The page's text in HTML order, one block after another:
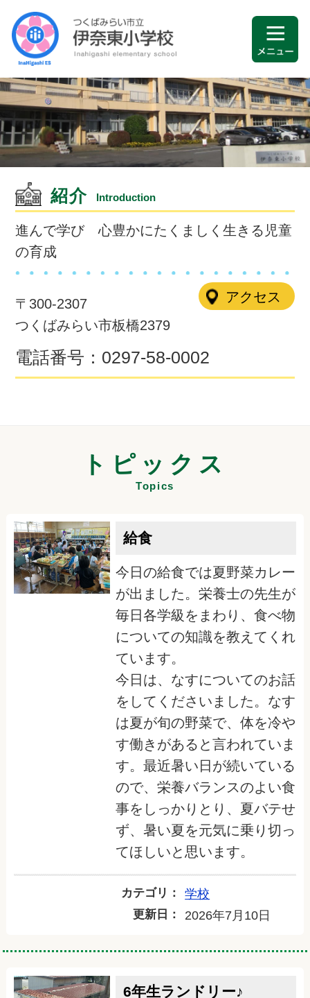
紹介 Introduction
進んで学び 心豊かにたくましく生きる児童
の育成
〒300-2307
つくばみらい市板橋2379
アクセス
電話番号： 0297-58-0002
トピックス
Topics
給食
今日の給食では夏野菜カレー
が出ました。栄養士の先生が
毎日各学級をまわり、食べ物
についての知識を教えてくれ
ています。
今日は、なすについてのお話
をしてくださいました。なす
は夏が旬の野菜で、体を冷や
す働きがあると言われていま
す。最近暑い日が続いている
ので、栄養バランスのよい食
事をしっかりとり、夏バテせ
ず、暑い夏を元気に乗り切っ
てほしいと思います。
カテゴリ： 学校
更新日： 2026年7月10日
6年生ランドリー♪